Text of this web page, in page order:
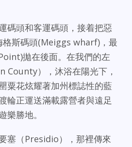
碼頭和客運碼頭，接着把惡
斯碼頭(Meiggs wharf)，最
拋在後面。在我們的左
County），沐浴在陽光下，
粟花炫耀著加州標誌性的藍
輪正運送滿載露營者與遠足
樂勝地。
塞（Presidio），那裡傳來